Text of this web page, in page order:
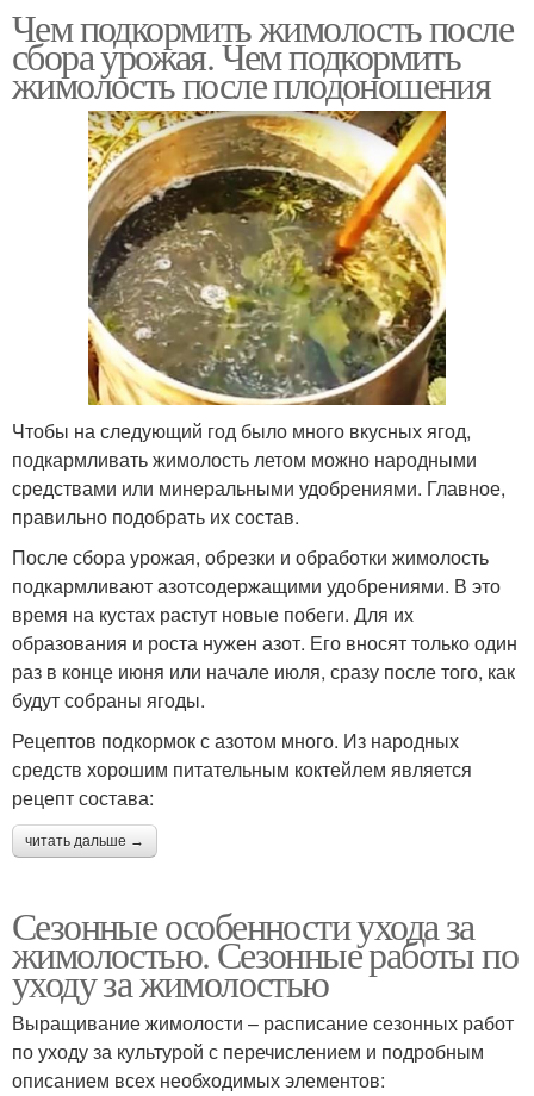
Чем подкормить жимолость после
сбора урожая. Чем подкормить
жимолость после плодоношения
Чтобы на следующий год было много вкусных ягод,
подкармливать жимолость летом можно народными
средствами или минеральными удобрениями. Главное,
правильно подобрать их состав.
После сбора урожая, обрезки и обработки жимолость
подкармливают азотсодержащими удобрениями. В это
время на кустах растут новые побеги. Для их
образования и роста нужен азот. Его вносят только один
раз в конце июня или начале июля, сразу после того, как
будут собраны ягоды.
Рецептов подкормок с азотом много. Из народных
средств хорошим питательным коктейлем является
рецепт состава:
читать дальше →
Сезонные особенности ухода за
жимолостью. Сезонные работы по
уходу за жимолостью
Выращивание жимолости – расписание сезонных работ
по уходу за культурой с перечислением и подробным
описанием всех необходимых элементов: